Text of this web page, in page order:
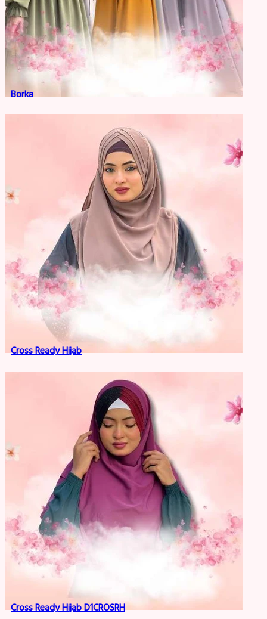
Borka
Cross Ready Hijab
Cross Ready Hijab D1CROSRH